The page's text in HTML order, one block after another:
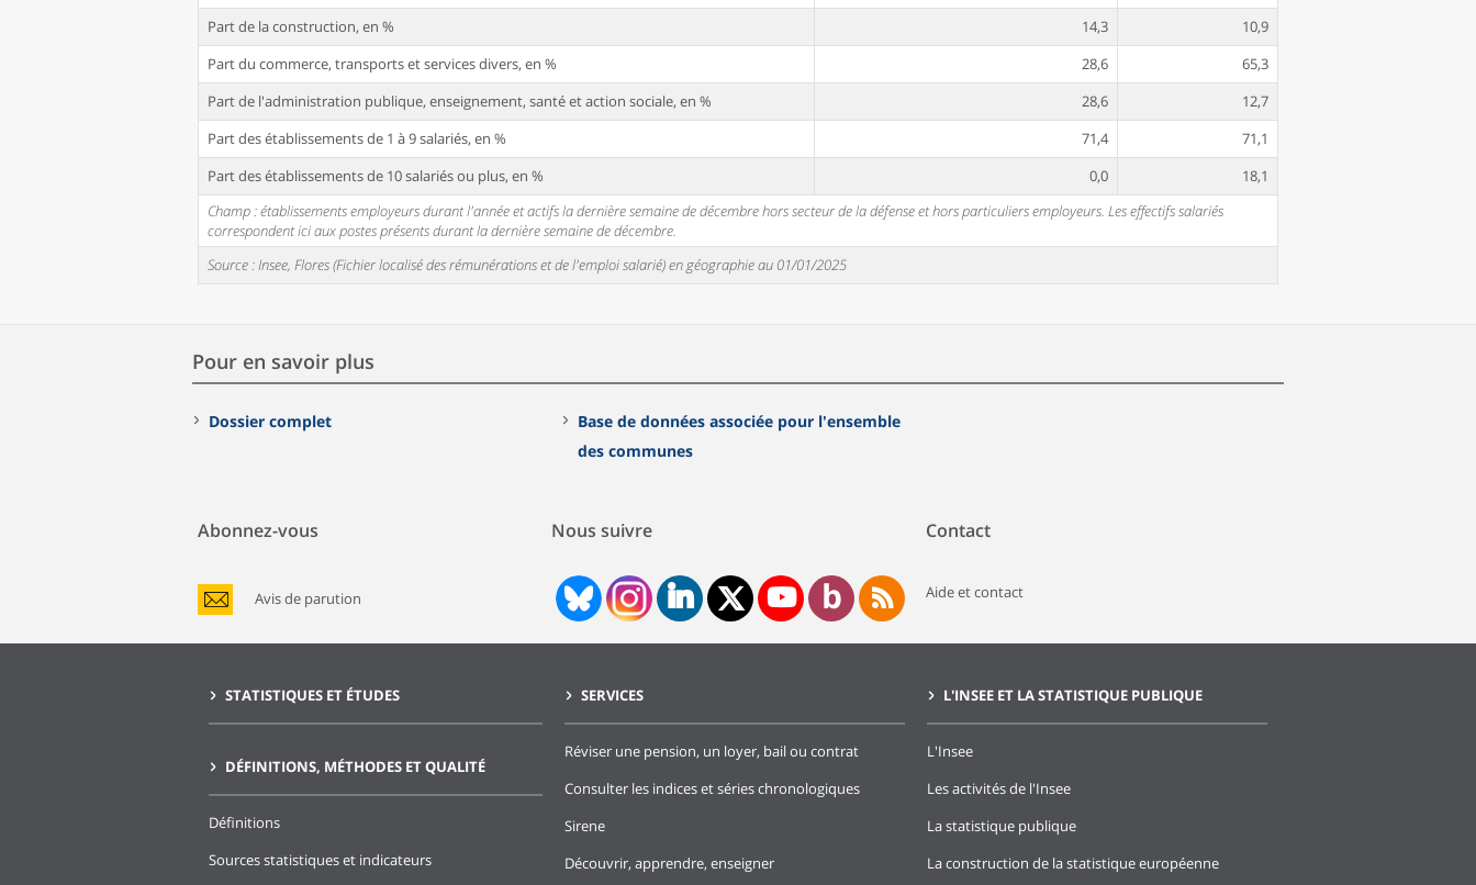
Part de la construction, en %
14,3
10,9
Part du commerce, transports et services divers, en %
28,6
65,3
Part de l'administration publique, enseignement, santé et action sociale, en %
28,6
12,7
Part des établissements de 1 à 9 salariés, en %
71,4
71,1
Part des établissements de 10 salariés ou plus, en %
0,0
18,1
Champ : établissements employeurs durant l'année et actifs la dernière semaine de décembre hors secteur de la défense et hors particuliers employeurs. Les effectifs salariés
correspondent ici aux postes présents durant la dernière semaine de décembre.
Source : Insee, Flores (Fichier localisé des rémunérations et de l'emploi salarié) en géographie au 01/01/2025
Pour en savoir plus
Dossier complet
Base de données associée pour l'ensemble
des communes
Abonnez-vous
Avis de parution
Nous suivre Contact
Aide et contact
STATISTIQUES ET ÉTUDES
DÉFINITIONS, MÉTHODES ET QUALITÉ
Définitions
Sources statistiques et indicateurs
SERVICES
Réviser une pension, un loyer, bail ou contrat
Consulter les indices et séries chronologiques
Sirene
Découvrir, apprendre, enseigner
L'INSEE ET LA STATISTIQUE PUBLIQUE
L'Insee
Les activités de l'Insee
La statistique publique
La construction de la statistique européenne